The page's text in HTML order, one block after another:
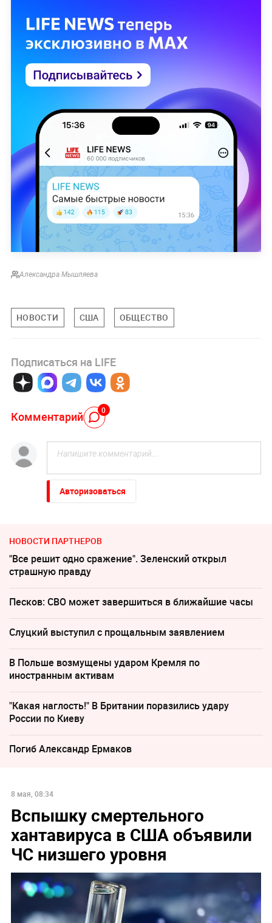
Александра Мышляева
НОВОСТИ США ОБЩЕСТВО
Подписаться на LIFE
Комментарий 0
Авторизоваться
НОВОСТИ ПАРТНЕРОВ
"Все решит одно сражение". Зеленский открыл
страшную правду
Песков: СВО может завершиться в ближайшие часы
Слуцкий выступил с прощальным заявлением
В Польше возмущены ударом Кремля по
иностранным активам
"Какая наглость!" В Британии поразились удару
России по Киеву
Погиб Александр Ермаков
8 мая, 08:34
Вспышку смертельного
хантавируса в США объявили
ЧС низшего уровня